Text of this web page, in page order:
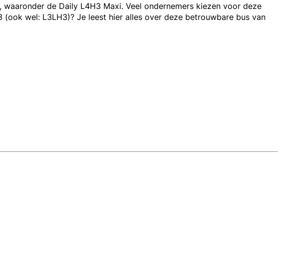
waaronder de Daily L4H3 Maxi. Veel ondernemers kiezen voor deze
(ook wel: L3LH3)? Je leest hier alles over deze betrouwbare bus van